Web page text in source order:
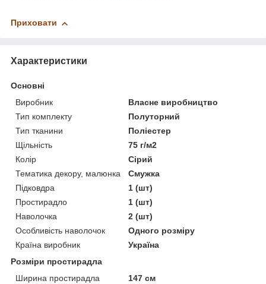
Приховати
Характеристики
Основні
Виробник
Власне виробництво
Тип комплекту
Полуторний
Тип тканини
Поліестер
Щільність
75 г/м2
Колір
Сірий
Тематика декору, малюнка
Смужка
Підковдра
1 (шт)
Простирадло
1 (шт)
Наволочка
2 (шт)
Особливість наволочок
Одного розміру
Країна виробник
Україна
Розміри простирадла
Ширина простирадла
147 см